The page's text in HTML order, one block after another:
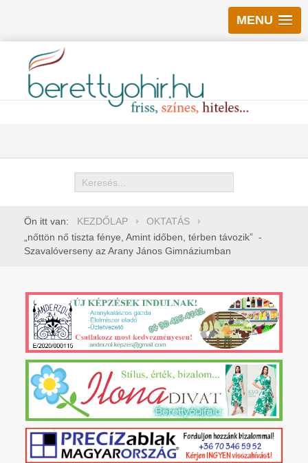
MENU
Keresés
Ön itt van: KEZDŐLAP
OKTATÁS
„nőttön nő tiszta fénye, Amint időben, térben távozik” -
Szavalóverseny az Arany János Gimnáziumban